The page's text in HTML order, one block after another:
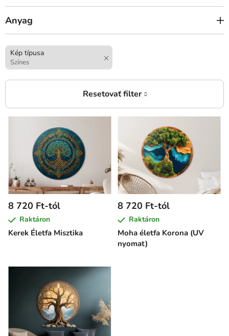
Anyag
Kép típusa
Színes
T
m
é
k
e
k
l
t
Kerek Életfa Misztika
8 720 Ft-tól
Raktáron
Moha életfa Korona (UV
nyomat)
8 720 Ft-tól
Raktáron